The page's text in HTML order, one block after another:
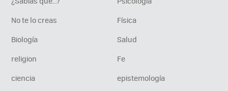
No te lo creas
Física
Biología
Salud
religion
Fe
ciencia
epistemología